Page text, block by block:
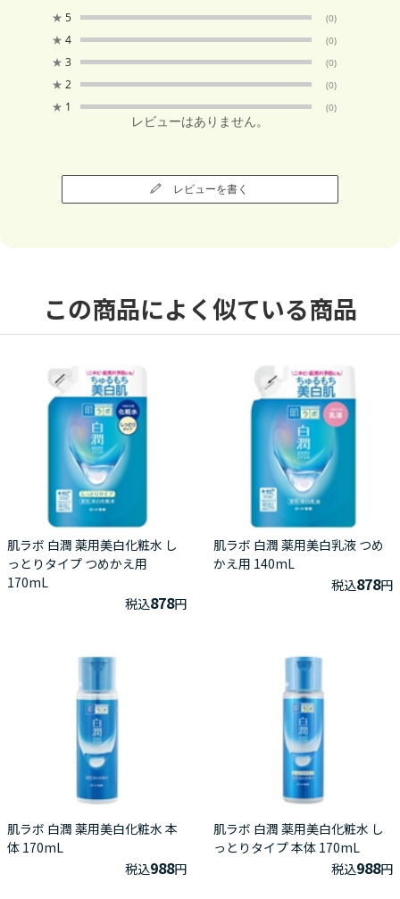
★ 5 (0)
★ 4 (0)
★ 3 (0)
★ 2 (0)
★ 1 (0)
レビューはありません。
レビューを書く
この商品によく似ている商品
肌ラボ 白潤 薬用美白化粧水 し
っとりタイプ つめかえ用
170mL
税込878円
肌ラボ 白潤 薬用美白乳液 つめ
かえ用 140mL
税込878円
肌ラボ 白潤 薬用美白化粧水 本
体 170mL
税込988円
肌ラボ 白潤 薬用美白化粧水 し
っとりタイプ 本体 170mL
税込988円